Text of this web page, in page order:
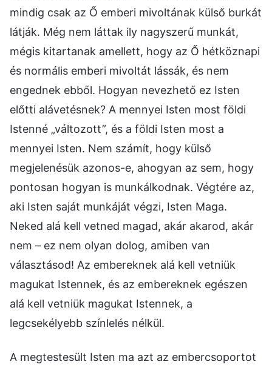
mindig csak az Ő emberi mivoltának külső burkát
látják. Még nem láttak ily nagyszerű munkát,
mégis kitartanak amellett, hogy az Ő hétköznapi
és normális emberi mivoltát lássák, és nem
engednek ebből. Hogyan nevezhető ez Isten
előtti alávetésnek? A mennyei Isten most földi
Istenné „változott”, és a földi Isten most a
mennyei Isten. Nem számít, hogy külső
megjelenésük azonos-e, ahogyan az sem, hogy
pontosan hogyan is munkálkodnak. Végtére az,
aki Isten saját munkáját végzi, Isten Maga.
Neked alá kell vetned magad, akár akarod, akár
nem – ez nem olyan dolog, amiben van
választásod! Az embereknek alá kell vetniük
magukat Istennek, és az embereknek egészen
alá kell vetniük magukat Istennek, a
legcsekélyebb színlelés nélkül.
A megtestesült Isten ma azt az embercsoportot